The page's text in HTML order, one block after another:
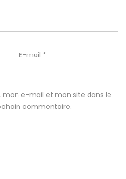
E-mail *
mon e-mail et mon site dans le
commentaire.